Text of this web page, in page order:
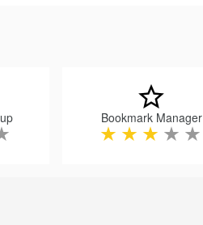
Bookmark Manager
★ ★ ★ ★ ★